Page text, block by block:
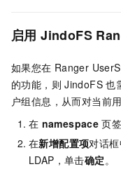
启用 JindoFS
如果您在 Ranger
的功能，则 JindoFS 也
户组信息，从而对当前
在 namespace 页
在新增配置项对话
LDAP，单击确定。